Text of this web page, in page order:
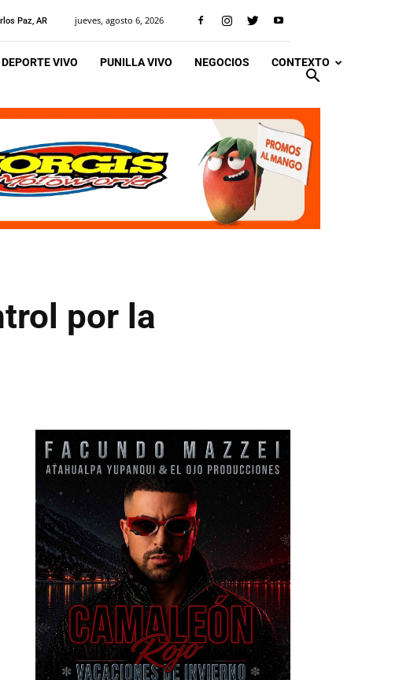
Paz, AR jueves, agosto 6, 2026
DEPORTE VIVO PUNILLA VIVO NEGOCIOS CONTEXTO
por la